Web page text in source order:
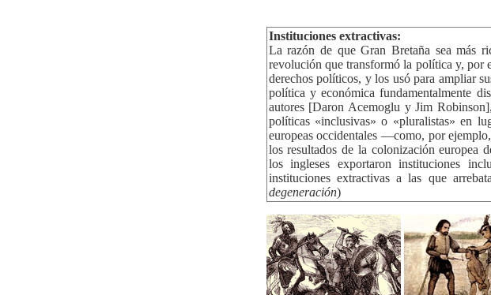
Instituciones extractivas:
La razón de que Gran Bretaña sea más
revolución que transformó la política y, por
derechos políticos, y los usó para ampliar
política y económica fundamentalmente
autores [Daron Acemoglu y Jim Robinson],
políticas «inclusivas» o «pluralistas» en
europeas occidentales —como, por
los resultados de la colonización europea
los ingleses exportaron instituciones
instituciones extractivas a las que
degeneración)